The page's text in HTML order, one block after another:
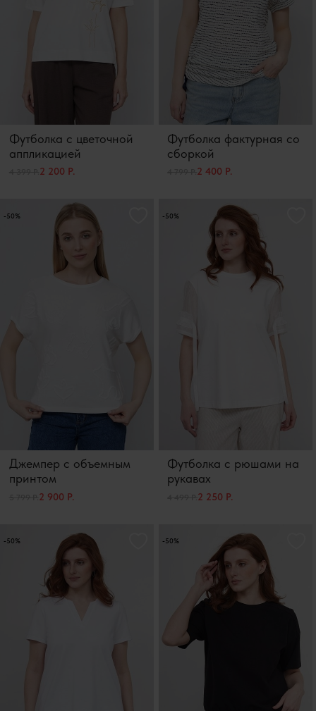
Футболка с цветочной
аппликацией
2 200 Р.
Футболка фактурная со
сборкой
2 400 Р.
-50%
Джемпер с объемным
принтом
2 900 Р.
-50%
Футболка с рюшами на
рукавах
2 250 Р.
-50% -50%